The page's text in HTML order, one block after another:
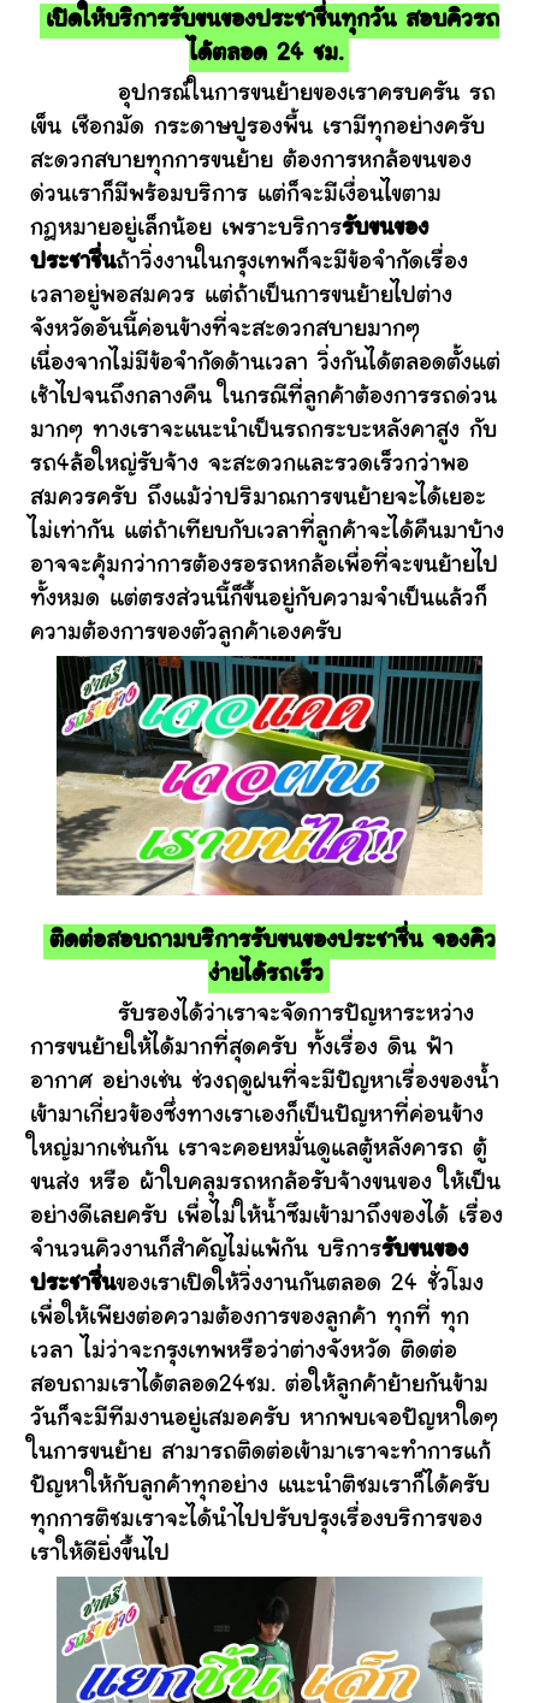
เปิดให้บริการรับขนของประชาชื่นทุกวัน สอบคิวรถ
ได้ตลอด 24 ชม.
อุปกรณ์ในการขนย้ายของเราครบครัน รถ
เข็น เชือกมัด กระดาษปูรองพื้น เรามีทุกอย่างครับ
สะดวกสบายทุกการขนย้าย ต้องการหกล้อขนของ
ด่วนเราก็มีพร้อมบริการ แต่ก็จะมีเงื่อนไขตาม
กฎหมายอยู่เล็กน้อย เพราะบริการรับขนของ
ประชาชื่นถ้าวิ่งงานในกรุงเทพก็จะมีข้อจำกัดเรื่อง
เวลาอยู่พอสมควร แต่ถ้าเป็นการขนย้ายไปต่าง
จังหวัดอันนี้ค่อนข้างที่จะสะดวกสบายมากๆ
เนื่องจากไม่มีข้อจำกัดด้านเวลา วิ่งกันได้ตลอดตั้งแต่
เช้าไปจนถึงกลางคืน ในกรณีที่ลูกค้าต้องการรถด่วน
มากๆ ทางเราจะแนะนำเป็นรถกระบะหลังคาสูง กับ
รถ4ล้อใหญ่รับจ้าง จะสะดวกและรวดเร็วกว่าพอ
สมควรครับ ถึงแม้ว่าปริมาณการขนย้ายจะได้เยอะ
ไม่เท่ากัน แต่ถ้าเทียบกับเวลาที่ลูกค้าจะได้คืนมาบ้าง
อาจจะคุ้มกว่าการต้องรอรถหกล้อเพื่อที่จะขนย้ายไป
ทั้งหมด แต่ตรงส่วนนี้ก็ขึ้นอยู่กับความจำเป็นแล้วก็
ความต้องการของตัวลูกค้าเองครับ
ติดต่อสอบถามบริการรับขนของประชาชื่น จองคิว
ง่ายได้รถเร็ว
รับรองได้ว่าเราจะจัดการปัญหาระหว่าง
การขนย้ายให้ได้มากที่สุดครับ ทั้งเรื่อง ดิน ฟ้า
อากาศ อย่างเช่น ช่วงฤดูฝนที่จะมีปัญหาเรื่องของน้ำ
เข้ามาเกี่ยวข้องซึ่งทางเราเองก็เป็นปัญหาที่ค่อนข้าง
ใหญ่มากเช่นกัน เราจะคอยหมั่นดูแลตู้หลังคารถ ตู้
ขนส่ง หรือ ผ้าใบคลุมรถหกล้อรับจ้างขนของ ให้เป็น
อย่างดีเลยครับ เพื่อไม่ให้น้ำซึมเข้ามาถึงของได้ เรื่อง
จำนวนคิวงานก็สำคัญไม่แพ้กัน บริการรับขนของ
ประชาชื่นของเราเปิดให้วิ่งงานกันตลอด 24 ชั่วโมง
เพื่อให้เพียงต่อความต้องการของลูกค้า ทุกที่ ทุก
เวลา ไม่ว่าจะกรุงเทพหรือว่าต่างจังหวัด ติดต่อ
สอบถามเราได้ตลอด24ชม. ต่อให้ลูกค้าย้ายกันข้าม
วันก็จะมีทีมงานอยู่เสมอครับ หากพบเจอปัญหาใดๆ
ในการขนย้าย สามารถติดต่อเข้ามาเราจะทำการแก้
ปัญหาให้กับลูกค้าทุกอย่าง แนะนำติชมเราก็ได้ครับ
ทุกการติชมเราจะได้นำไปปรับปรุงเรื่องบริการของ
เราให้ดียิ่งขึ้นไป